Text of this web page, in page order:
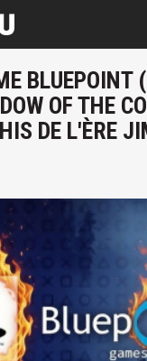
BLUEPOINT
OF THE
DE L'ÈRE